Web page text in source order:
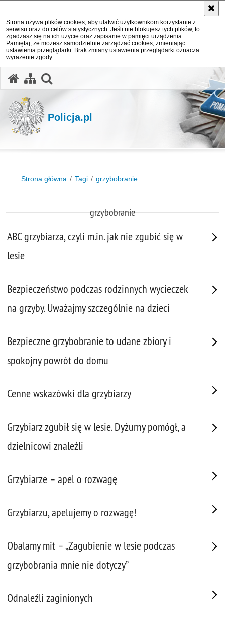
Strona używa plików cookies, aby ułatwić użytkownikom korzystanie z
serwisu oraz do celów statystycznych. Jeśli nie blokujesz tych plików, to
zgadzasz się na ich użycie oraz zapisanie w pamięci urządzenia.
Pamiętaj, że możesz samodzielnie zarządzać cookies, zmieniając
ustawienia przeglądarki. Brak zmiany ustawienia przeglądarki oznacza
wyrażenie zgody.
Policja.pl
Strona główna Tagi grzybobranie
grzybobranie
ABC grzybiarza, czyli m.in. jak nie zgubić się w
lesie
Bezpieczeństwo podczas rodzinnych wycieczek
na grzyby. Uważajmy szczególnie na dzieci
Bezpieczne grzybobranie to udane zbiory i
spokojny powrót do domu
Cenne wskazówki dla grzybiarzy
Grzybiarz zgubił się w lesie. Dyżurny pomógł, a
dzielnicowi znaleźli
Grzybiarze – apel o rozwagę
Grzybiarzu, apelujemy o rozwagę!
Obalamy mit – „Zagubienie w lesie podczas
grzybobrania mnie nie dotyczy”
Odnaleźli zaginionych